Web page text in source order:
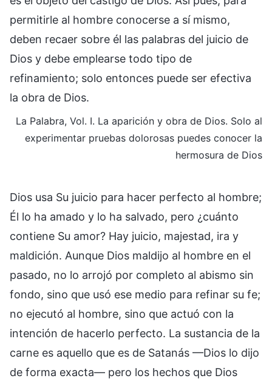
permitirle al hombre conocerse a sí mismo,
deben recaer sobre él las palabras del juicio de
Dios y debe emplearse todo tipo de
refinamiento; solo entonces puede ser efectiva
la obra de Dios.
La Palabra, Vol. I. La aparición y obra de Dios. Solo al
experimentar pruebas dolorosas puedes conocer la
hermosura de Dios
Dios usa Su juicio para hacer perfecto al hombre;
Él lo ha amado y lo ha salvado, pero ¿cuánto
contiene Su amor? Hay juicio, majestad, ira y
maldición. Aunque Dios maldijo al hombre en el
pasado, no lo arrojó por completo al abismo sin
fondo, sino que usó ese medio para refinar su fe;
no ejecutó al hombre, sino que actuó con la
intención de hacerlo perfecto. La sustancia de la
carne es aquello que es de Satanás —Dios lo dijo
de forma exacta— pero los hechos que Dios